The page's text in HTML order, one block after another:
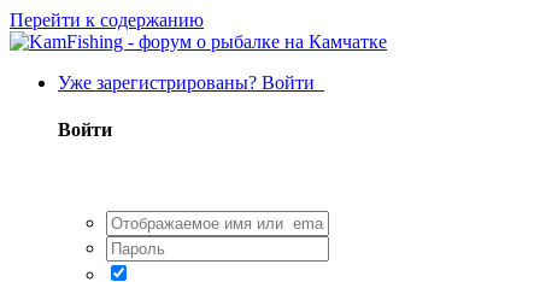
Перейти к содержанию
Уже зарегистрированы? Войти
Войти